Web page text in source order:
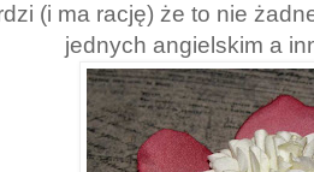
(i ma rację) że to nie
jednych angielskim a